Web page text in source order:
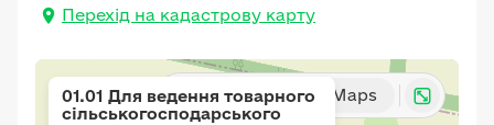
Перехід на кадастрову карту
Карта Google Maps
01.01 Для ведення товарного
сільськогосподарського